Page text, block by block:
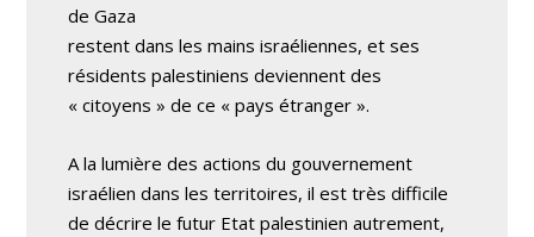
de Gaza
restent dans les mains israéliennes, et ses
résidents palestiniens deviennent des
« citoyens » de ce « pays étranger ».
A la lumière des actions du gouvernement
israélien dans les territoires, il est très difficile
de décrire le futur Etat palestinien autrement,